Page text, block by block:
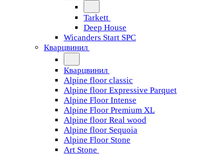
Tarkett
Deep House
Wicanders Start SPC
Кварцвинил
Кварцвинил
Alpine floor classic
Alpine floor Expressive Parquet
Alpine Floor Intense
Alpine Floor Premium XL
Alpine floor Real wood
Alpine floor Sequoia
Alpine Floor Stone
Art Stone